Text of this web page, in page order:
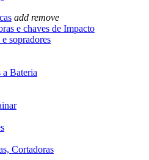
add remove
e chaves de Impacto
sopradores
a Bateria
Cortadoras